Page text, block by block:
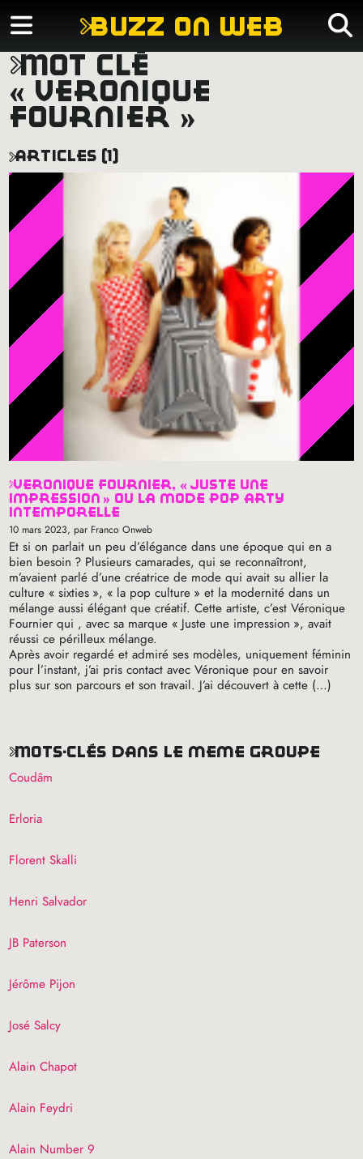
buzz on web
mot clé
« veronique
fournier »
articles (1)
veronique fournier, « juste une
impression » ou la mode pop arty
intemporelle
10 mars 2023, par Franco Onweb
Et si on parlait un peu d’élégance dans une époque qui en a
bien besoin ? Plusieurs camarades, qui se reconnaîtront,
m’avaient parlé d’une créatrice de mode qui avait su allier la
culture « sixties », « la pop culture » et la modernité dans un
mélange aussi élégant que créatif. Cette artiste, c’est Véronique
Fournier qui , avec sa marque « Juste une impression », avait
réussi ce périlleux mélange.
Après avoir regardé et admiré ses modèles, uniquement féminin
pour l’instant, j’ai pris contact avec Véronique pour en savoir
plus sur son parcours et son travail. J’ai découvert à cette (…)
mots-clés dans le même groupe
Coudâm
Erloria
Florent Skalli
Henri Salvador
JB Paterson
Jérôme Pijon
José Salcy
Alain Chapot
Alain Feydri
Alain Number 9